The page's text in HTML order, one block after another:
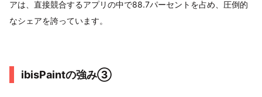
アは、直接競合するアプリの中で88.7パーセントを占め、圧倒的
なシェアを誇っています。
ibisPaintの強み③